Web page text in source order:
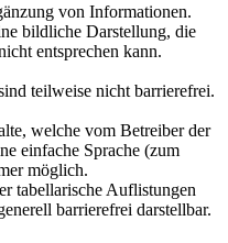
von Informationen.
bildliche Darstellung, die
entsprechen kann.
teilweise nicht barrierefrei.
welche vom Betreiber der
einfache Sprache (zum
möglich.
tabellarische Auflistungen
barrierefrei darstellbar.